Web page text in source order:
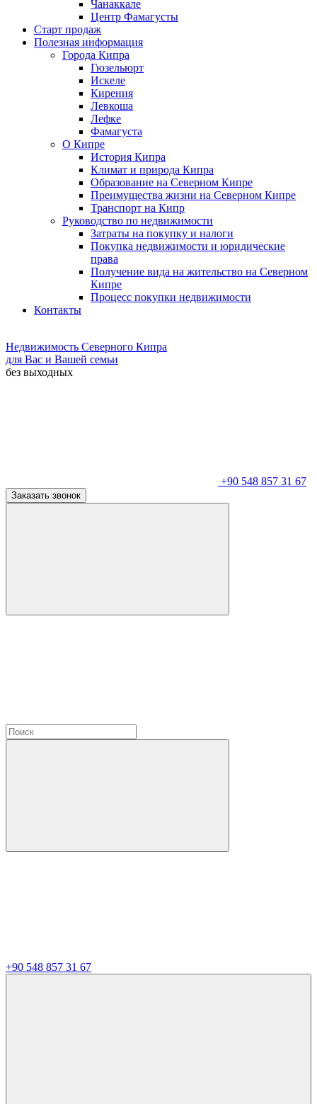
Чанаккале
Центр Фамагусты
Старт продаж
Полезная информация
Города Кипра
Гюзельюрт
Искеле
Кирения
Левкоша
Лефке
Фамагуста
О Кипре
История Кипра
Климат и природа Кипра
Образование на Северном Кипре
Преимущества жизни на Северном Кипре
Транспорт на Кипр
Руководство по недвижимости
Затраты на покупку и налоги
Покупка недвижимости и юридические
права
Получение вида на жительство на Северном
Кипре
Процесс покупки недвижимости
Контакты
Недвижимость Северного Кипра
для Вас и Вашей семьи
без выходных
+90 548 857 31 67
Заказать звонок
+90 548 857 31 67